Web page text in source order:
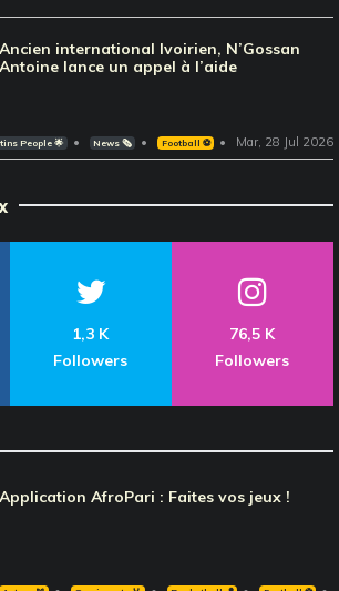
Ancien international Ivoirien, N’Gossan
Antoine lance un appel à l’aide
People 🌟 News 🗞️ Football ⚽️ Mar, 28 Jul 2026
1,3 K
Followers
76,5 K
Followers
Application AfroPari : Faites vos jeux !